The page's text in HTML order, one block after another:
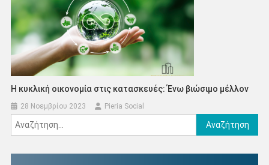
Η κυκλική οικονομία στις κατασκευές: Ένω βιώσιμο μέλλον
28 Νοεμβρίου 2023 Pieria Social
Αναζήτηση
για: